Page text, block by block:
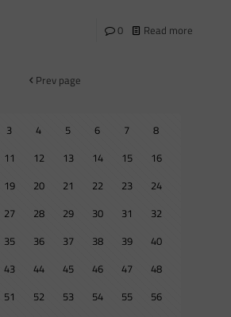
0 Read more
Prev page
3 4 5 6 7
8
11 12 13 14 15
16
19 20 21 22 23
24
27 28 29 30 31
32
35 36 37 38 39
40
43 44 45 46 47
48
51 52 53 54 55
56